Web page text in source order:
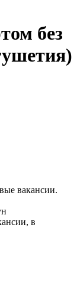
без
вакансии.
в